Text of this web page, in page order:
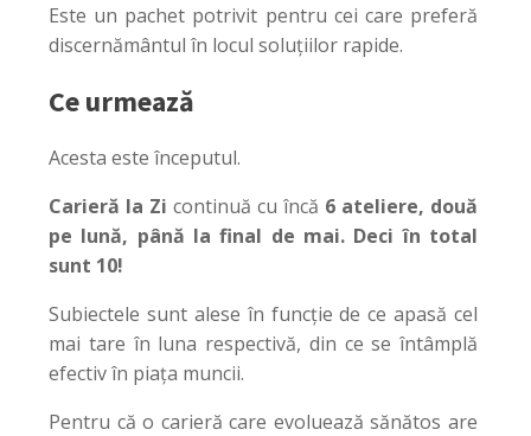
Este un pachet potrivit pentru cei care preferă
discernământul în locul soluțiilor rapide.
Ce urmează
Acesta este începutul.
Carieră la Zi continuă cu încă 6 ateliere, două
pe lună, până la final de mai. Deci în total
sunt 10!
Subiectele sunt alese în funcție de ce apasă cel
mai tare în luna respectivă, din ce se întâmplă
efectiv în piața muncii.
Pentru că o carieră care evoluează sănătos are